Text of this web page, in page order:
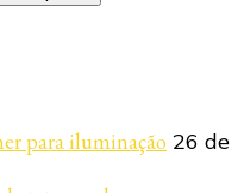
para iluminação 26 de